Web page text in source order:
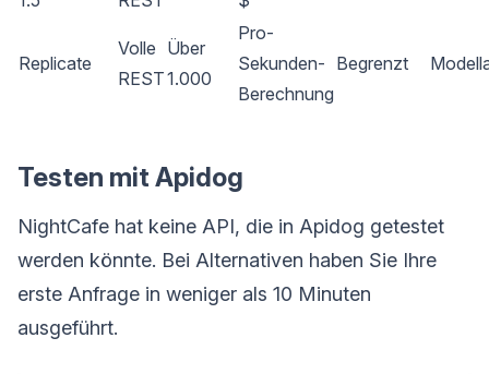
Replicate
Volle
REST
Über
1.000
Pro-
Sekunden-
Berechnung
Begrenzt
Testen mit Apidog
NightCafe hat keine API, die in Apidog getestet
werden könnte. Bei Alternativen haben Sie Ihre
erste Anfrage in weniger als 10 Minuten
ausgeführt.